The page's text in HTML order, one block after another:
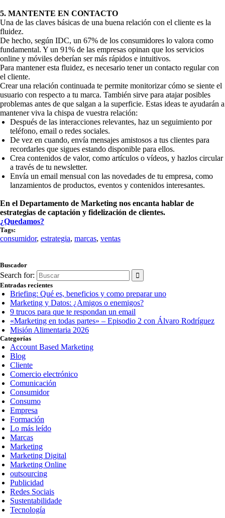
5. MANTENTE EN CONTACTO
Una de las claves básicas de una buena relación con el cliente es la
fluidez.
De hecho, según IDC, un 67% de los consumidores lo valora como
fundamental. Y un 91% de las empresas opinan que los servicios
online y móviles deberían ser más rápidos e intuitivos.
Para mantener esta fluidez, es necesario tener un contacto regular con
el cliente.
Crear una relación continuada te permite monitorizar cómo se siente el
usuario con respecto a tu marca. También sirve para atajar posibles
problemas antes de que salgan a la superficie. Estas ideas te ayudarán a
mantener viva la chispa de vuestra relación:
Después de las interacciones relevantes, haz un seguimiento por
teléfono, email o redes sociales.
De vez en cuando, envía mensajes amistosos a tus clientes para
recordarles que sigues estando disponible para ellos.
Crea contenidos de valor, como artículos o vídeos, y hazlos circular
a través de tu newsletter.
Envía un email mensual con las novedades de tu empresa, como
lanzamientos de productos, eventos y contenidos interesantes.
En el Departamento de Marketing nos encanta hablar de
estrategias de captación y fidelización de clientes.
¿Quedamos?
Tags:
consumidor, estrategia, marcas, ventas
Buscador
Search for:
Entradas recientes
Briefing: Qué es, beneficios y como preparar uno
Marketing y Datos: ¿Amigos o enemigos?
9 trucos para que te respondan un email
«Marketing en todas partes» – Episodio 2 con Álvaro Rodríguez
Misión Alimentaria 2026
Categorías
Account Based Marketing
Blog
Cliente
Comercio electrónico
Comunicación
Consumidor
Consumo
Empresa
Formación
Lo más leído
Marcas
Marketing
Marketing Digital
Marketing Online
outsourcing
Publicidad
Redes Sociais
Sustentabilidade
Tecnología